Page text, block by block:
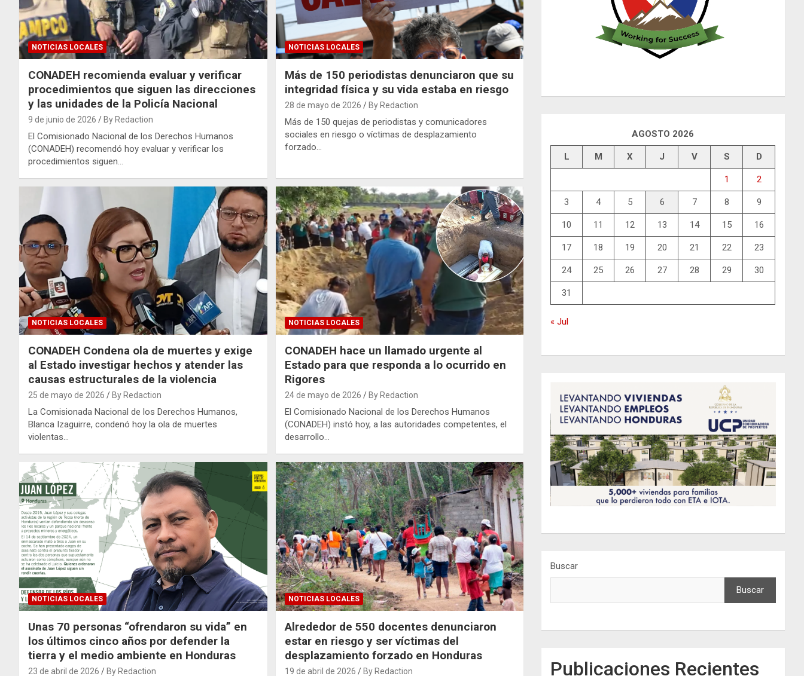
NOTICIAS LOCALES
CONADEH recomienda evaluar y verificar
procedimientos que siguen las direcciones
y las unidades de la Policía Nacional
9 de junio de 2026 By Redaction
El Comisionado Nacional de los Derechos Humanos
(CONADEH) recomendó hoy evaluar y verificar los
procedimientos siguen…
NOTICIAS LOCALES
Más de 150 periodistas denunciaron que su
integridad física y su vida estaba en riesgo
28 de mayo de 2026 By Redaction
Más de 150 quejas de periodistas y comunicadores
sociales en riesgo o víctimas de desplazamiento
forzado…
NOTICIAS LOCALES
CONADEH Condena ola de muertes y exige
al Estado investigar hechos y atender las
causas estructurales de la violencia
25 de mayo de 2026 By Redaction
La Comisionada Nacional de los Derechos Humanos,
Blanca Izaguirre, condenó hoy la ola de muertes
violentas…
NOTICIAS LOCALES
CONADEH hace un llamado urgente al
Estado para que responda a lo ocurrido en
Rigores
24 de mayo de 2026 By Redaction
El Comisionado Nacional de los Derechos Humanos
(CONADEH) instó hoy, a las autoridades competentes, el
desarrollo…
NOTICIAS LOCALES
Unas 70 personas “ofrendaron su vida” en
los últimos cinco años por defender la
tierra y el medio ambiente en Honduras
23 de abril de 2026 By Redaction
NOTICIAS LOCALES
Alrededor de 550 docentes denunciaron
estar en riesgo y ser víctimas del
desplazamiento forzado en Honduras
19 de abril de 2026 By Redaction
AGOSTO 2026
L M X J V S D
1 2
3 4 5 6 7 8 9
10 11 12 13 14 15 16
17 18 19 20 21 22 23
24 25 26 27 28 29 30
31
« Jul
Buscar
Buscar
Publicaciones Recientes